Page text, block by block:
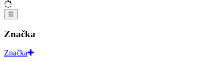
☰
Značka
Značka